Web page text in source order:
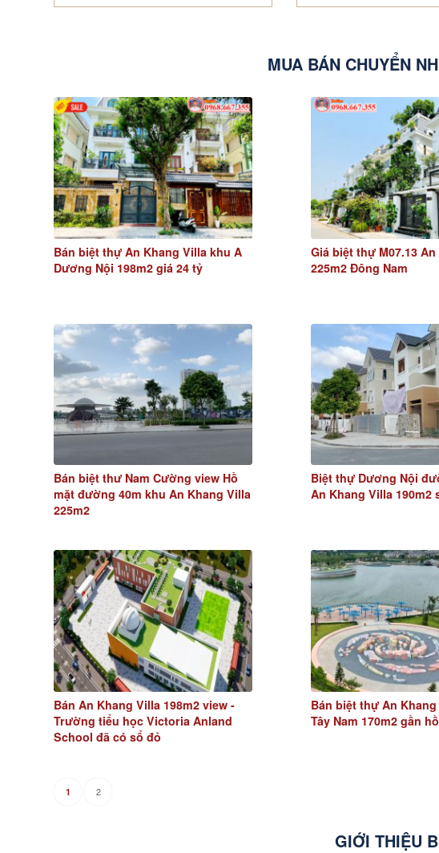
MUA BÁN CHUYỂN
Bán biệt thự An Khang Villa khu A
Dương Nội 198m2 giá 24 tỷ
Giá biệt thự M07.13
225m2 Đông Nam
Bán biệt thư Nam Cường view Hồ
mặt đường 40m khu An Khang Villa
225m2
Biệt thự Dương Nội
An Khang Villa 190m2
Bán An Khang Villa 198m2 view -
Trường tiểu học Victoria Anland
School đã có sổ đỏ
Bán biệt thự An
Tây Nam 170m2 gần hồ
1 2
GIỚI THIỆU